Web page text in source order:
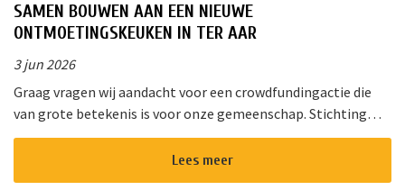
SAMEN BOUWEN AAN EEN NIEUWE
ONTMOETINGSKEUKEN IN TER AAR
3 jun 2026
Graag vragen wij aandacht voor een crowdfundingactie die
van grote betekenis is voor onze gemeenschap. Stichting
!Triggr en SPAN vormen samen een multifunctioneel
cultureel centrum waar m...Lees meer